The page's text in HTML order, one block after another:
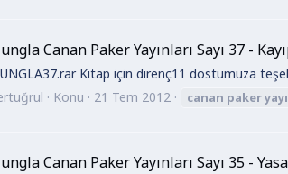
Canan Paker Yayınları Sayı 37 -
Kitap için direnç11 dostumuza
Konu 21 Tem 2012 canan paker
Canan Paker Yayınları Sayı 35 -